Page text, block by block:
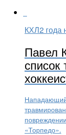
КХЛ2 года
Павел
Нападающий
«Торпедо».